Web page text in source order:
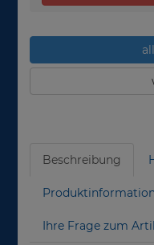
Beschreibung
Ihre Frage zum